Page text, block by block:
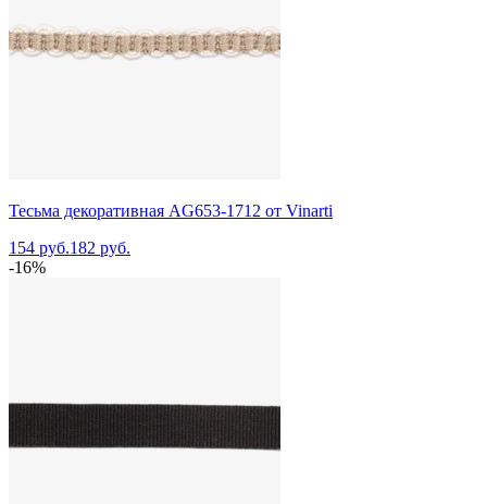
Тесьма декоративная AG653-1712 от Vinarti
154 руб.182 руб.
-16%